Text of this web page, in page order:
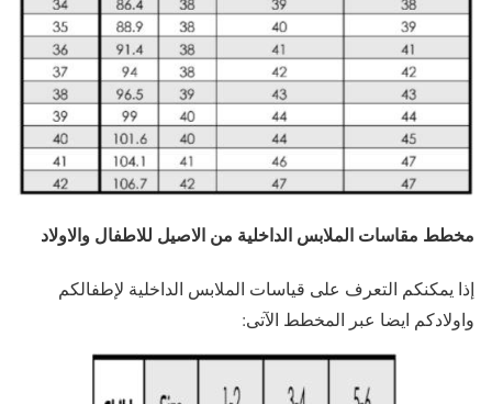
مخطط مقاسات الملابس الداخلية من الاصيل للاطفال والاولاد
إذا يمكنكم التعرف على قياسات الملابس الداخلية لإطفالكم
واولادكم ايضا عبر المخطط الآتى: